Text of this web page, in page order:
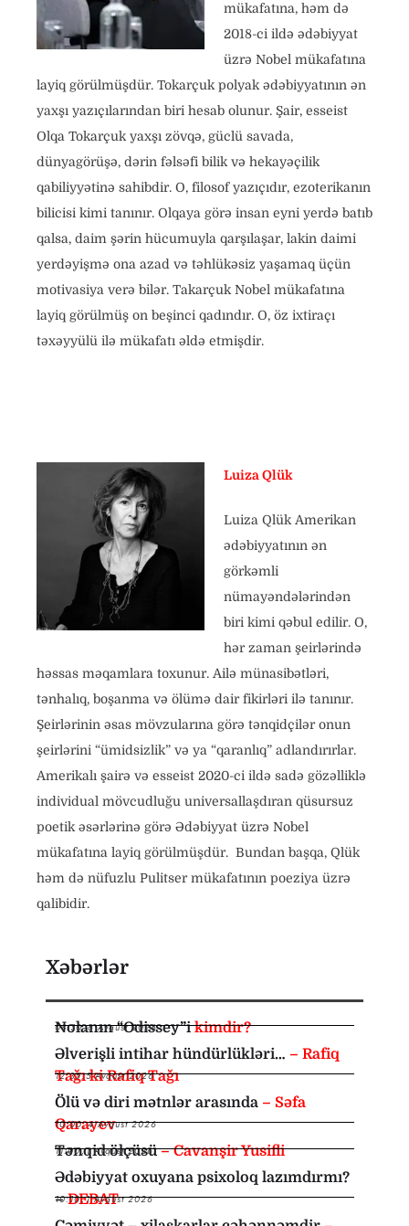
mükafatına, həm də
2018-ci ildə ədəbiyyat
üzrə Nobel mükafatına
layiq görülmüşdür. Tokarçuk polyak ədəbiyyatının ən
yaxşı yazıçılarından biri hesab olunur. Şair, esseist
Olqa Tokarçuk yaxşı zövqə, güclü savada,
dünyagörüşə, dərin fəlsəfi bilik və hekayəçilik
qabiliyyətinə sahibdir. O, filosof yazıçıdır, ezoterikanın
bilicisi kimi tanınır. Olqaya görə insan eyni yerdə batıb
qalsa, daim şərin hücumuyla qarşılaşar, lakin daimi
yerdəyişmə ona azad və təhlükəsiz yaşamaq üçün
motivasiya verə bilər. Takarçuk Nobel mükafatına
layiq görülmüş on beşinci qadındır. O, öz ixtiraçı
təxəyyülü ilə mükafatı əldə etmişdir.
Luiza Qlük
Luiza Qlük Amerikan
ədəbiyyatının ən
görkəmli
nümayəndələrindən
biri kimi qəbul edilir. O,
hər zaman şeirlərində
həssas məqamlara toxunur. Ailə münasibətləri,
tənhalıq, boşanma və ölümə dair fikirləri ilə tanınır.
Şeirlərinin əsas mövzularına görə tənqidçilər onun
şeirlərini “ümidsizlik” və ya “qaranlıq” adlandırırlar.
Amerikalı şairə və esseist 2020-ci ildə sadə gözəlliklə
individual mövcudluğu universallaşdıran qüsursuz
poetik əsərlərinə görə Ədəbiyyat üzrə Nobel
mükafatına layiq görülmüşdür. Bundan başqa, Qlük
həm də nüfuzlu Pulitser mükafatının poeziya üzrə
qalibidir.
Xəbərlər
Nolanın “Odissey”ikimdir?
08:30,6 Avqust 2026
Əlverişli intihar hündürlükləri… – Rafiq
Tağı ki Rafiq Tağı
12:35,5 Avqust 2026
Ölü və diri mətnlər arasında – Səfa
Qarayev
10:00,4 Avqust 2026
Tənqid ölçüsü– Cavanşir Yusifli
11:00,1 Avqust 2026
Ədəbiyyat oxuyana psixoloq lazımdırmı?
–DEBAT
10:10,1 Avqust 2026